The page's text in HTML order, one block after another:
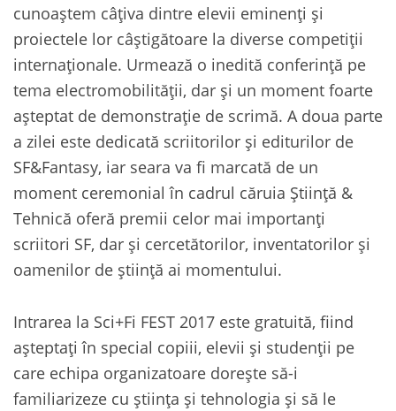
cunoaștem câțiva dintre elevii eminenți și
proiectele lor câștigătoare la diverse competiții
internaționale. Urmează o inedită conferință pe
tema electromobilității, dar și un moment foarte
așteptat de demonstrație de scrimă. A doua parte
a zilei este dedicată scriitorilor și editurilor de
SF&Fantasy, iar seara va fi marcată de un
moment ceremonial în cadrul căruia Știință &
Tehnică oferă premii celor mai importanți
scriitori SF, dar și cercetătorilor, inventatorilor și
oamenilor de știință ai momentului.
Intrarea la Sci+Fi FEST 2017 este gratuită, fiind
așteptați în special copiii, elevii și studenții pe
care echipa organizatoare dorește să-i
familiarizeze cu știința și tehnologia și să le